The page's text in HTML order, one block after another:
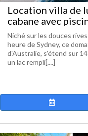
Location villa de
cabane avec
Niché sur les douces
heure de Sydney, ce
d'Australie, s'étend sur
un lac rempli[....]